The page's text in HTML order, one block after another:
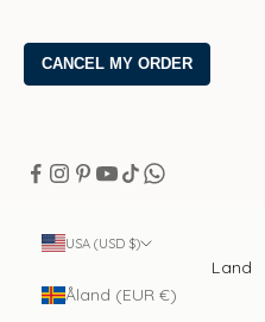
USA (USD $)
Land
Åland (EUR €)